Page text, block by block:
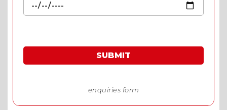
SUBMIT
enquiries form